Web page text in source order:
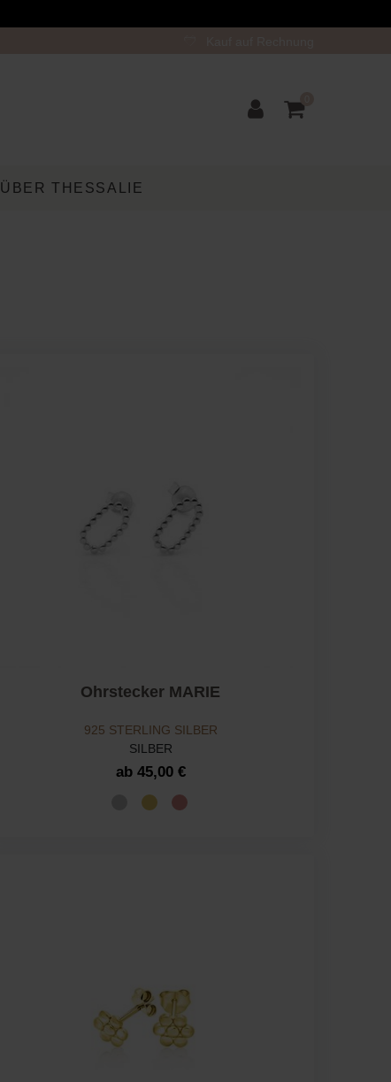
ÜBER THESSALIE
Ohrstecker MARIE
925 STERLING SILBER
SILBER
ab 45,00 €